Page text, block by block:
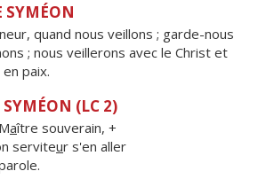
SYMÉON
quand nous veillons ; garde-nous
; nous veillerons avec le Christ et
paix.
(LC 2)
aître souverain, +
serviteur s'en aller